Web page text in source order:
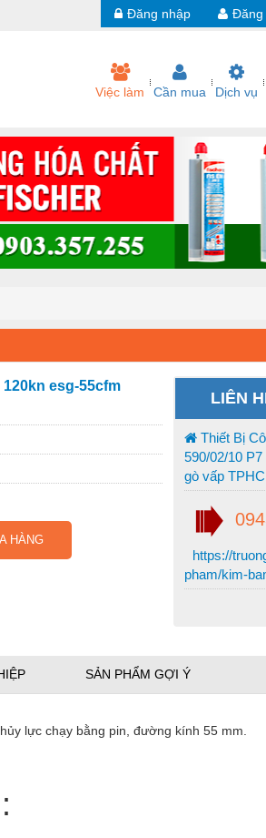
Đăng
Đăng nhập
Việc làm Cần mua Dịch vụ
esg-55cfm
HÀNG
LIÊN
Thiết Bị
590/02/10
gò vấp
https://
pham/kim-
SẢN PHẨM GỢI Ý
lực chạy bằng pin, đường kính 55 mm.